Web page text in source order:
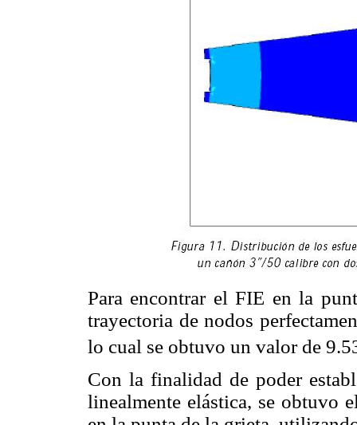
Para encontrar el FIE en la
trayectoria de nodos
lo cual se obtuvo un valor de
Con la finalidad de poder
linealmente elástica, se obtuvo